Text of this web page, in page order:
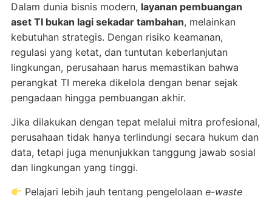
Dalam dunia bisnis modern, layanan pembuangan
aset TI bukan lagi sekadar tambahan, melainkan
kebutuhan strategis. Dengan risiko keamanan,
regulasi yang ketat, dan tuntutan keberlanjutan
lingkungan, perusahaan harus memastikan bahwa
perangkat TI mereka dikelola dengan benar sejak
pengadaan hingga pembuangan akhir.
Jika dilakukan dengan tepat melalui mitra profesional,
perusahaan tidak hanya terlindungi secara hukum dan
data, tetapi juga menunjukkan tanggung jawab sosial
dan lingkungan yang tinggi.
Pelajari lebih jauh tentang pengelolaane-waste